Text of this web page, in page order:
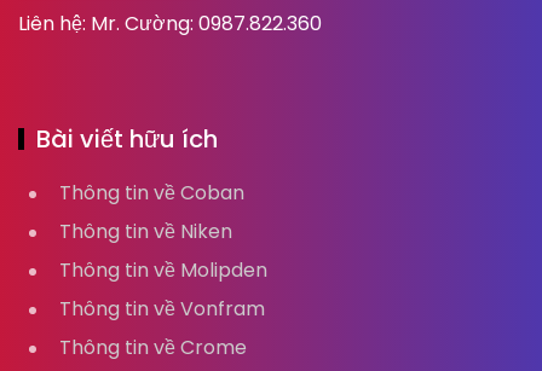
Liên hệ: Mr. Cường: 0987.822.360
Bài viết hữu ích
Thông tin về Coban
Thông tin về Niken
Thông tin về Molipden
Thông tin về Vonfram
Thông tin về Crome